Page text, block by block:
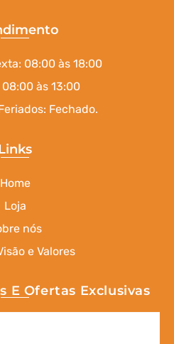
08:00 às 18:00
às 13:00
Fechado.
Home
Loja
nós
e Valores
E Ofertas Exclusivas